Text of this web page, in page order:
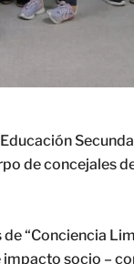
de concejales
“Conciencia
socio –